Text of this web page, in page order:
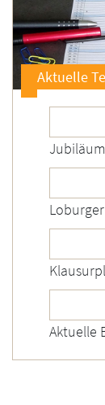
Aktuelle
Aktuelle